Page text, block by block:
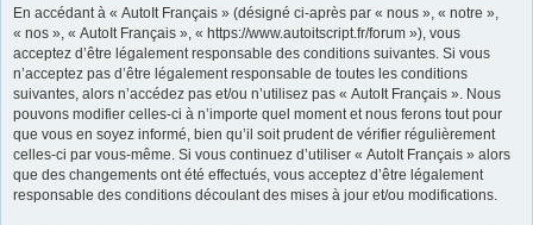
En accédant à « AutoIt Français » (désigné ci-après par « nous », « notre »,
« nos », « AutoIt Français », « https://www.autoitscript.fr/forum »), vous
acceptez d’être légalement responsable des conditions suivantes. Si vous
n’acceptez pas d’être légalement responsable de toutes les conditions
suivantes, alors n’accédez pas et/ou n’utilisez pas « AutoIt Français ». Nous
pouvons modifier celles-ci à n’importe quel moment et nous ferons tout pour
que vous en soyez informé, bien qu’il soit prudent de vérifier régulièrement
celles-ci par vous-même. Si vous continuez d’utiliser « AutoIt Français » alors
que des changements ont été effectués, vous acceptez d’être légalement
responsable des conditions découlant des mises à jour et/ou modifications.